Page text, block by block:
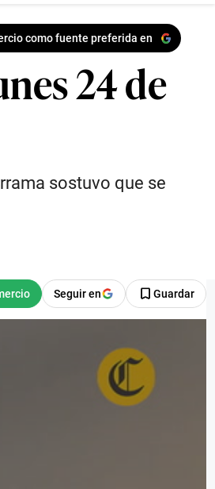
como fuente preferida en
24 de
sostuvo que se
Seguir en Guardar